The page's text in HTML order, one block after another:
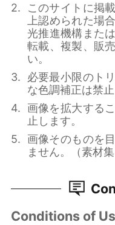
このサイトに掲
上認められた場
光推進機構また
転載、複製、販
い。
必要最小限のト
な色調補正は禁止
画像を拡大する
止します。
画像そのものを
ません。（素材
Conditions of